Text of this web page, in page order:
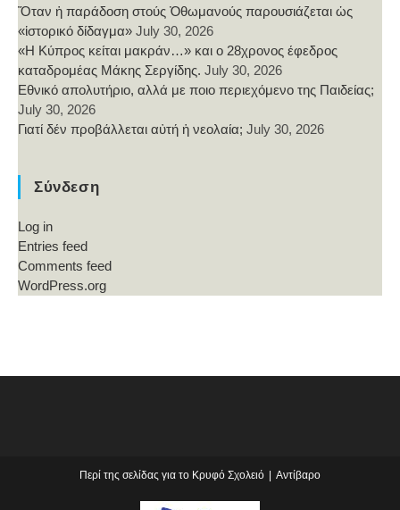
Ὅταν ἡ παράδοση στούς Ὀθωμανούς παρουσιάζεται ὡς
«ἱστορικό δίδαγμα» July 30, 2026
«Η Κύπρος κείται μακράν…» και ο 28χρονος έφεδρος
καταδρομέας Μάκης Σεργίδης. July 30, 2026
Εθνικό απολυτήριο, αλλά με ποιο περιεχόμενο της Παιδείας;
July 30, 2026
Γιατί δέν προβάλλεται αὐτή ἡ νεολαία; July 30, 2026
Σύνδεση
Log in
Entries feed
Comments feed
WordPress.org
Περί της σελίδας για το Κρυφό Σχολειό Αντίβαρο